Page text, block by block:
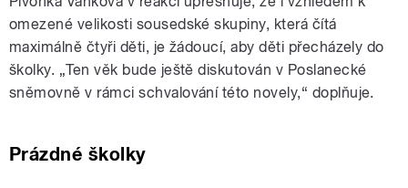
omezené velikosti sousedské skupiny, která čítá
maximálně čtyři děti, je žádoucí, aby děti přecházely do
školky. „Ten věk bude ještě diskutován v Poslanecké
sněmovně v rámci schvalování této novely,“ doplňuje.
Prázdné školky